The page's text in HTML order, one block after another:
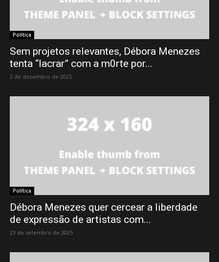
Política
Sem projetos relevantes, Débora Menezes
tenta “lacrar” com a m0rte por...
2 de dezembro de 2025
Política
Débora Menezes quer cercear a liberdade
de expressão de artistas com...
23 de setembro de 2025